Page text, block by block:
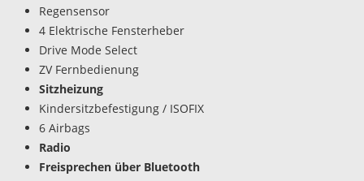
Regensensor
4 Elektrische Fensterheber
Drive Mode Select
ZV Fernbedienung
Sitzheizung
Kindersitzbefestigung / ISOFIX
6 Airbags
Radio
Freisprechen über Bluetooth